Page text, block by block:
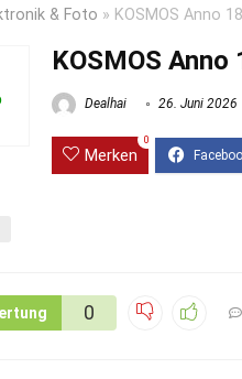
& Foto » KOSMOS Anno
KOSMOS
Dealhai 26. Juni 2026
Merken
0
0